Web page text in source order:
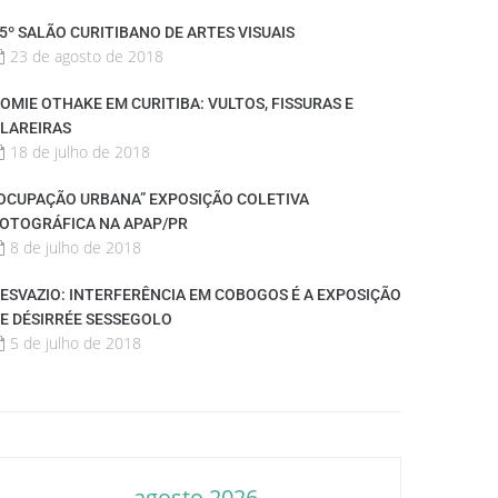
SALÃO CURITIBANO DE ARTES VISUAIS
23 de agosto de 2018
OTHAKE EM CURITIBA: VULTOS, FISSURAS E
18 de julho de 2018
URBANA” EXPOSIÇÃO COLETIVA
NA APAP/PR
8 de julho de 2018
INTERFERÊNCIA EM COBOGOS É A EXPOSIÇÃO
DÉSIRRÉE SESSEGOLO
5 de julho de 2018